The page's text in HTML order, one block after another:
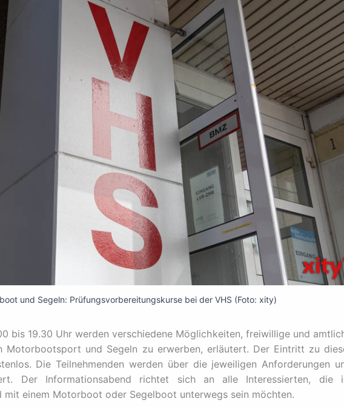
und Segeln: Prüfungsvorbereitungskurse bei der VHS (Foto: xity)
bis 19.30 Uhr werden verschiedene Möglichkeiten, freiwillige und
Motorbootsport und Segeln zu erwerben, erläutert. Der Eintritt zu
Die Teilnehmenden werden über die jeweiligen Anforderungen
Der Informationsabend richtet sich an alle Interessierten, die
mit einem Motorboot oder Segelboot unterwegs sein möchten.